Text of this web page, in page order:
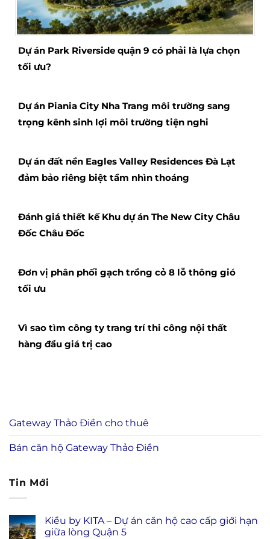
Dự án Park Riverside quận 9 có phải là lựa chọn
tối ưu?
Dự án Piania City Nha Trang môi trường sang
trọng kênh sinh lợi môi trường tiện nghi
Dự án đất nền Eagles Valley Residences Đà Lạt
đảm bảo riêng biệt tầm nhìn thoáng
Đánh giá thiết kế Khu dự án The New City Châu
Đốc Châu Đốc
Đơn vị phân phối gạch trồng cỏ 8 lỗ thông gió
tối ưu
Vì sao tìm công ty trang trí thi công nội thất
hàng đầu giá trị cao
Gateway Thảo Điền cho thuê
Bán căn hộ Gateway Thảo Điền
Tin Mới
Kiều by KITA – Dự án căn hộ cao cấp giới hạn
giữa lòng Quận 5